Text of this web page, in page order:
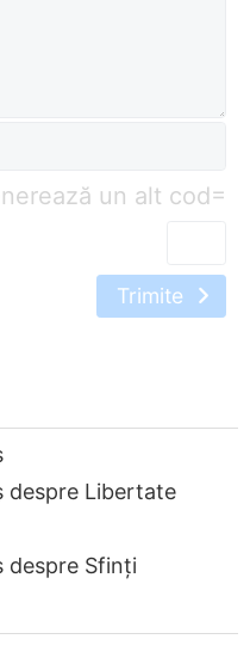
=
Trimite
despre Libertate
despre Sfinți